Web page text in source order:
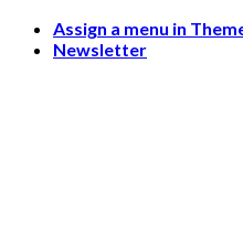
Skip
Assign a menu in
Newsletter